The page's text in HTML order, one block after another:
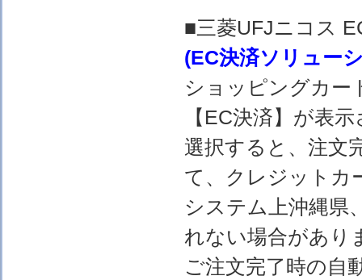
■三菱UFJニコス
(EC決済ソリュー
ショッピングカー
【EC決済】が表
選択すると、注文
て、クレジットカ
システム上沖縄県
れない場合があり
ご注文完了時の自